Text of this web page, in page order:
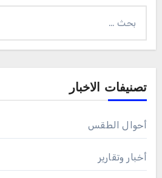
عن:
تصنيفات الاخبار
أحوال الطقس
أخبار وتقارير